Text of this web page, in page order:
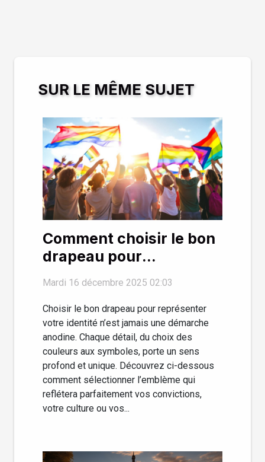
SUR LE MÊME SUJET
Comment choisir le bon
drapeau pour
représenter votre
identité?
Mardi 16 décembre 2025 02:03
Choisir le bon drapeau pour représenter
votre identité n’est jamais une démarche
anodine. Chaque détail, du choix des
couleurs aux symboles, porte un sens
profond et unique. Découvrez ci-dessous
comment sélectionner l’emblème qui
reflétera parfaitement vos convictions,
votre culture ou vos...